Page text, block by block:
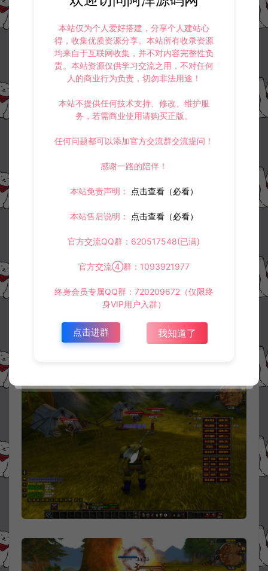
本站仅为个人爱好搭建，分享个人建站心
得，收集优质资源分享。本站所有收录资源
均来自于互联网收集，并不对内容完整性负
责。本站资源仅供学习交流之用，不对任何
人的商业行为负责，切勿非法用途！
本站不提供任何技术支持、修改、维护服
务，若需商业使用请购买正版。
任何问题都可以添加官方交流群交流提问！
感谢一路的陪伴！
本站免责声明： 点击查看（必看）
本站售后说明： 点击查看（必看）
官方交流QQ群：620517548(已满)
官方交流④群：1093921977
终身会员专属QQ群：720209672（仅限终
身VIP用户入群）
点击进群 我知道了